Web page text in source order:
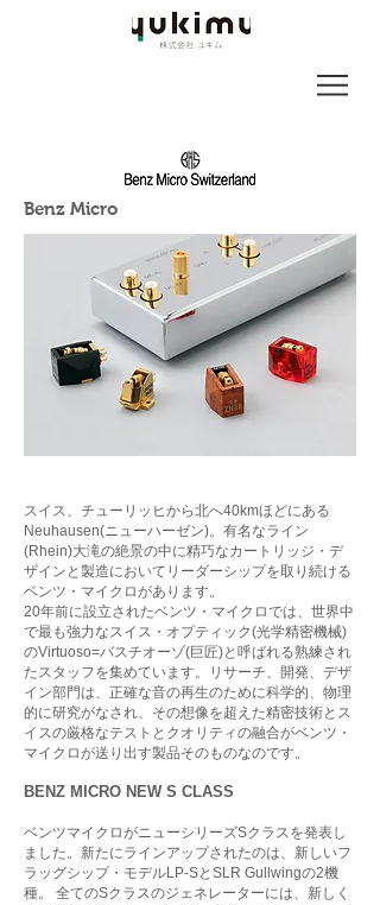
Benz Micro
スイス、チューリッヒから北へ40kmほどにある
Neuhausen(ニューハーゼン)。有名なライン
(Rhein)大滝の絶景の中に精巧なカートリッジ・デ
ザインと製造においてリーダーシップを取り続ける
ベンツ・マイクロがあります。
20年前に設立されたベンツ・マイクロでは、世界中
で最も強力なスイス・オプティック(光学精密機械)
のVirtuoso=バスチオーゾ(巨匠)と呼ばれる熟練され
たスタッフを集めています。リサーチ、開発、デザ
イン部門は、正確な音の再生のために科学的、物理
的に研究がなされ、その想像を超えた精密技術とス
イスの厳格なテストとクオリティの融合がベンツ・
マイクロが送り出す製品そのものなのです。
BENZ MICRO NEW S CLASS
ベンツマイクロがニューシリーズSクラスを発表し
ました。新たにラインアップされたのは、新しいフ
ラッグシップ・モデルLP-SとSLR Gullwingの2機
種。 全てのSクラスのジェネレーターには、新しく